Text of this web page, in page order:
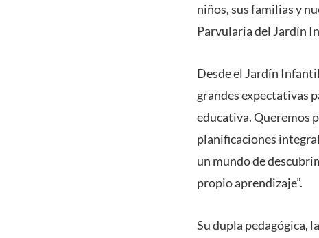
niños, sus familias y
Parvularia del Jardín
Desde el Jardín
grandes expectativas
educativa. Queremos
planificaciones
un mundo de
propio aprendizaje”.
Su dupla pedagógica,